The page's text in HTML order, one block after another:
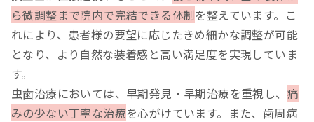
ら微調整まで院内で完結できる体制を整えています。こ
れにより、患者様の要望に応じたきめ細かな調整が可能
となり、より自然な装着感と高い満足度を実現していま
す。
虫歯治療においては、早期発見・早期治療を重視し、 痛
みの少ない丁寧な治療を心がけています。また、歯周病